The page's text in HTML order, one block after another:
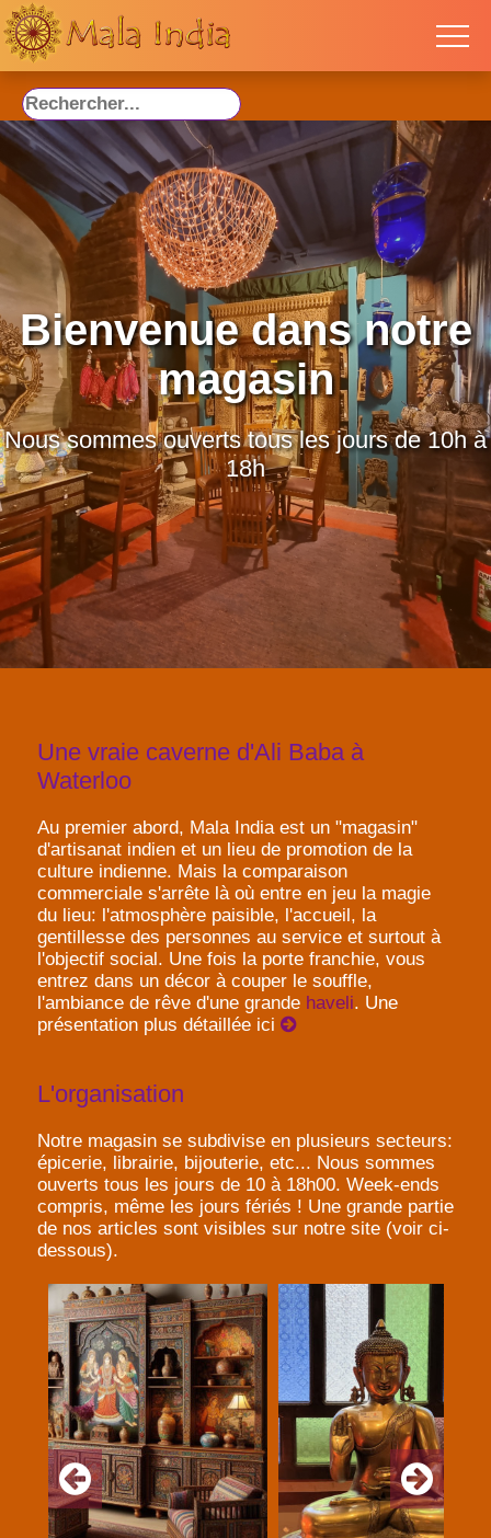
Bienvenue dans notre
magasin
Nous sommes ouverts tous les jours de 10h à
18h
Une vraie caverne d'Ali Baba à
Waterloo
Au premier abord, Mala India est un "magasin"
d'artisanat indien et un lieu de promotion de la
culture indienne. Mais la comparaison
commerciale s'arrête là où entre en jeu la magie
du lieu: l'atmosphère paisible, l'accueil, la
gentillesse des personnes au service et surtout à
l'objectif social. Une fois la porte franchie, vous
entrez dans un décor à couper le souffle,
l'ambiance de rêve d'une grande haveli. Une
présentation plus détaillée ici
L'organisation
Notre magasin se subdivise en plusieurs secteurs:
épicerie, librairie, bijouterie, etc... Nous sommes
ouverts tous les jours de 10 à 18h00. Week-ends
compris, même les jours fériés ! Une grande partie
de nos articles sont visibles sur notre site (voir ci-
dessous).